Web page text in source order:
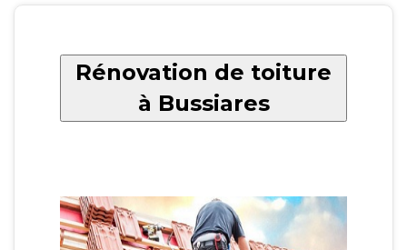
Rénovation de toiture
à Bussiares